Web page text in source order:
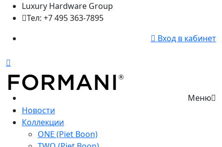
Luxury Hardware Group
Тел: +7 495 363-7895
Вход в кабинет
Меню
Новости
Коллекции
ONE (Piet Boon)